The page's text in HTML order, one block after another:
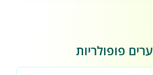
ערים פופולריות